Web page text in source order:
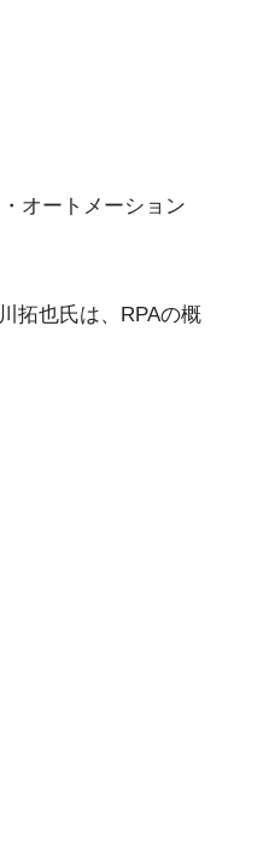
オートメーション
拓也氏は、RPAの概